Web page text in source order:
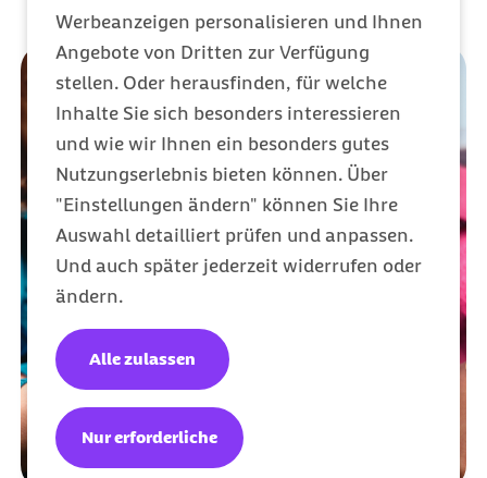
Werbeanzeigen personalisieren und Ihnen
Angebote von Dritten zur Verfügung
stellen. Oder herausfinden, für welche
Inhalte Sie sich besonders interessieren
und wie wir Ihnen ein besonders gutes
Nutzungserlebnis bieten können. Über
"Einstellungen ändern" können Sie Ihre
Auswahl detailliert prüfen und anpassen.
Und auch später jederzeit widerrufen oder
ändern.
Nur erforderliche
Alle zulassen